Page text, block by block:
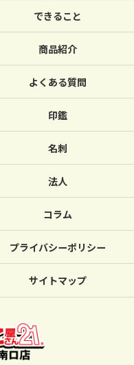
できること
商品紹介
よくある質問
印鑑
名刺
法人
コラム
プライバシーポリシー
サイトマップ